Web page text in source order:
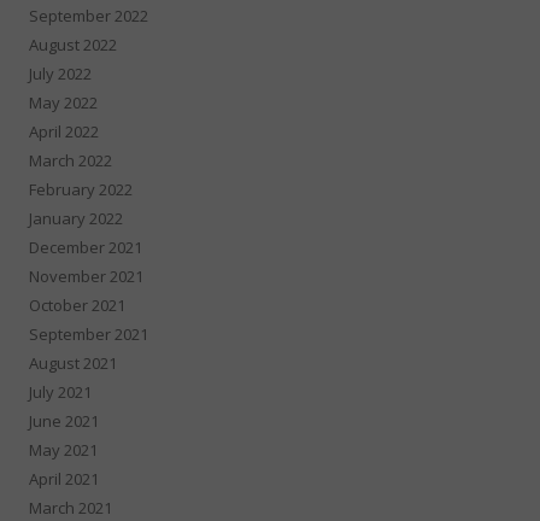
September 2022
August 2022
July 2022
May 2022
April 2022
March 2022
February 2022
January 2022
December 2021
November 2021
October 2021
September 2021
August 2021
July 2021
June 2021
May 2021
April 2021
March 2021